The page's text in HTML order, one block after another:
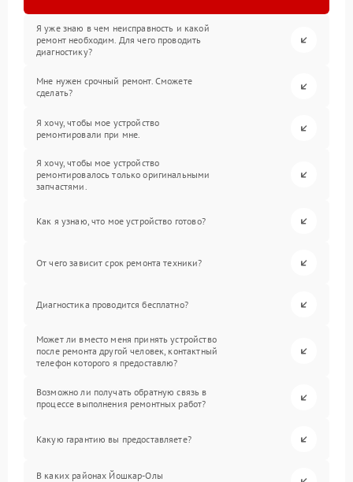
Я уже знаю в чем неисправность и какой
ремонт необходим. Для чего проводить
диагностику?
Мне нужен срочный ремонт. Сможете
сделать?
Я хочу, чтобы мое устройство
ремонтировали при мне.
Я хочу, чтобы мое устройство
ремонтировалось только оригинальными
запчастями.
Как я узнаю, что мое устройство готово?
От чего зависит срок ремонта техники?
Диагностика проводится бесплатно?
Может ли вместо меня принять устройство
после ремонта другой человек, контактный
телефон которого я предоставлю?
Возможно ли получать обратную связь в
процессе выполнения ремонтных работ?
Какую гарантию вы предоставляете?
В каких районах Йошкар-Олы